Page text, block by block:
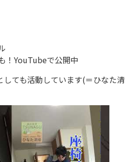
！ YouTubeで公開中
ても活動しています(＝ひなた清